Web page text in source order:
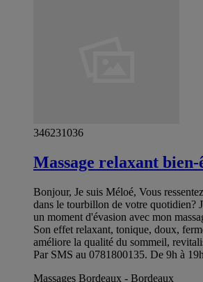
346231036
Massage relaxant bien-
Bonjour, Je suis Méloé, Vous
dans le tourbillon de votre quotidien?
un moment d'évasion avec mon
Son effet relaxant, tonique, doux,
améliore la qualité du sommeil,
Par SMS au 0781800135. De 9h à
Massages Bordeaux - Bordeaux